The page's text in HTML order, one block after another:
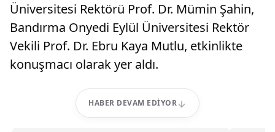
Üniversitesi Rektörü Prof. Dr. Mümin Şahin,
Bandırma Onyedi Eylül Üniversitesi Rektör
Vekili Prof. Dr. Ebru Kaya Mutlu, etkinlikte
konuşmacı olarak yer aldı.
HABER DEVAM EDIYOR